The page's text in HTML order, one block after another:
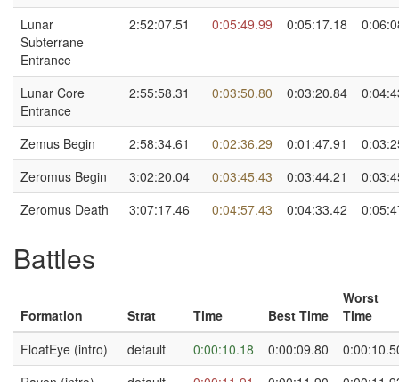
Lunar
Subterrane
Entrance
2:52:07.51 0:05:49.99 0:05:17.18
Lunar Core
Entrance
2:55:58.31 0:03:50.80 0:03:20.84
Zemus Begin 2:58:34.61 0:02:36.29 0:01:47.91
Zeromus Begin
3:02:20.04 0:03:45.43 0:03:44.21
Zeromus Death
3:07:17.46 0:04:57.43 0:04:33.42
Battles
Formation Strat Time Best Time
Worst
Time
FloatEye (intro)
default 0:00:10.18 0:00:09.80